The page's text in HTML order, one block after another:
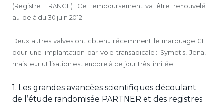
(Registre FRANCE). Ce remboursement va être renouvelé
au-delà du 30 juin 2012.
Deux autres valves ont obtenu récemment le marquage CE
pour une implantation par voie transapicale : Symetis, Jena,
mais leur utilisation est encore à ce jour très limitée.
1. Les grandes avancées scientifiques découlant
de l’étude randomisée PARTNER et des registres